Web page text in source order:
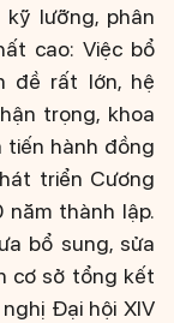
lưỡng, phân
cao: Việc bổ
đề rất lớn, hệ
trọng, khoa
tiến hành đồng
triển Cương
thành lập.
bổ sung, sửa
cơ sở tổng kết
Đại hội XIV